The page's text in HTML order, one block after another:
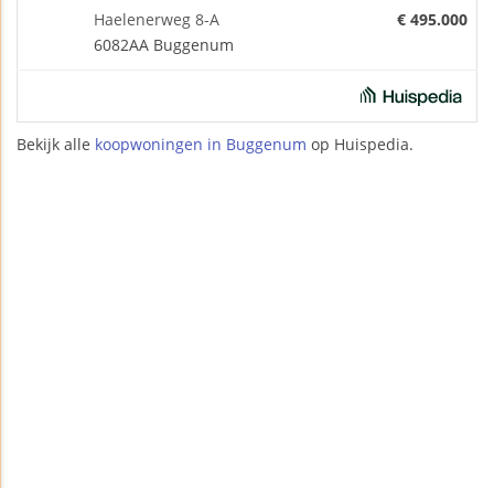
Haelenerweg 8-A
6082AA Buggenum
€ 495.000
Bekijk alle koopwoningen in Buggenum op Huispedia.